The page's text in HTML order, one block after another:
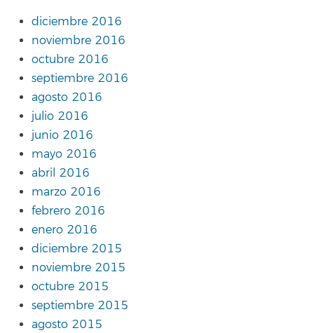
diciembre 2016
noviembre 2016
octubre 2016
septiembre 2016
agosto 2016
julio 2016
junio 2016
mayo 2016
abril 2016
marzo 2016
febrero 2016
enero 2016
diciembre 2015
noviembre 2015
octubre 2015
septiembre 2015
agosto 2015